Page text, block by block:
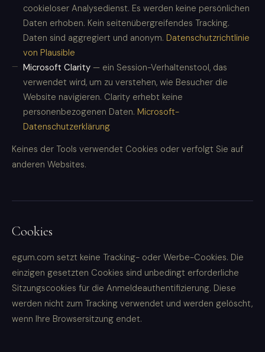
cookieloser Analysedienst. Es werden keine persönlichen
Daten erhoben. Kein seitenübergreifendes Tracking.
Daten sind aggregiert und anonym. Datenschutzrichtlinie
von Plausible
Microsoft Clarity — ein Session-Verhaltenstool, das
verwendet wird, um zu verstehen, wie Besucher die
Website navigieren. Clarity erhebt keine
personenbezogenen Daten. Microsoft-
Datenschutzerklärung
Keines der Tools verwendet Cookies oder verfolgt Sie auf
anderen Websites.
Cookies
egum.com setzt keine Tracking- oder Werbe-Cookies. Die
einzigen gesetzten Cookies sind unbedingt erforderliche
Sitzungscookies für die Anmeldeauthentifizierung. Diese
werden nicht zum Tracking verwendet und werden gelöscht,
wenn Ihre Browsersitzung endet.